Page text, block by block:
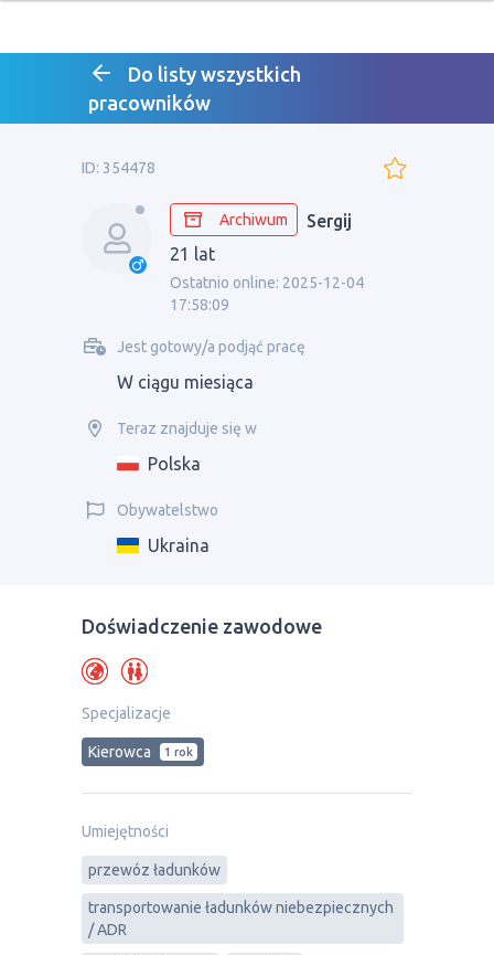
Do listy wszystkich
pracowników
ID: 354478
Archiwum
Sergij
21 lat
Ostatnio online: 2025-12-04
17:58:09
Jest gotowy/a podjąć pracę
W ciągu miesiąca
Teraz znajduje się w
Polska
Obywatelstwo
Ukraina
Doświadczenie zawodowe
Specjalizacje
Kierowca 1 rok
Umiejętności
przewóz ładunków
transportowanie ładunków niebezpiecznych
/ ADR